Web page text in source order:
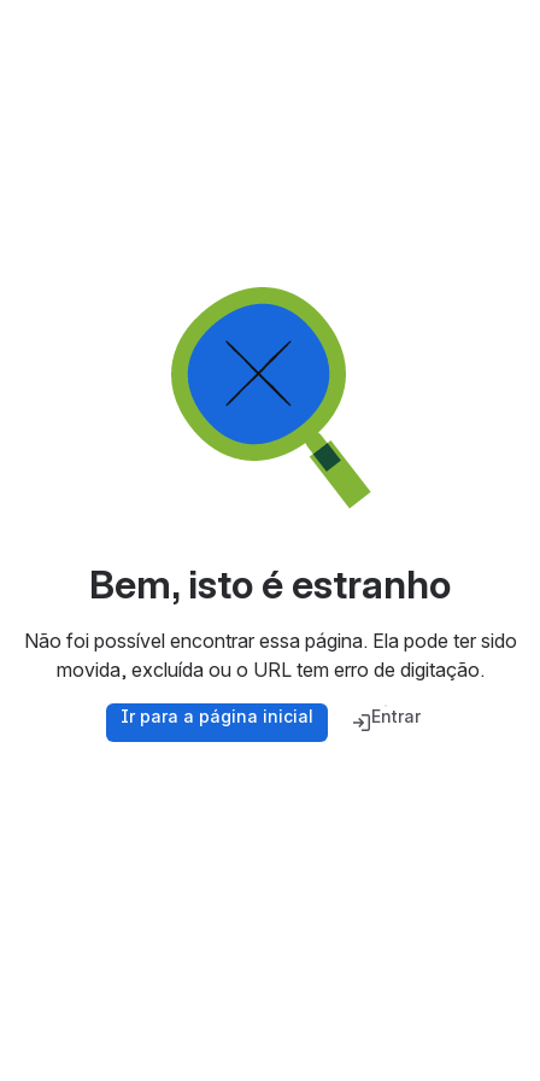
Bem, isto é estranho
Não foi possível encontrar essa página. Ela pode ter sido
movida, excluída ou o URL tem erro de digitação.
Ir para a página inicial Entrar